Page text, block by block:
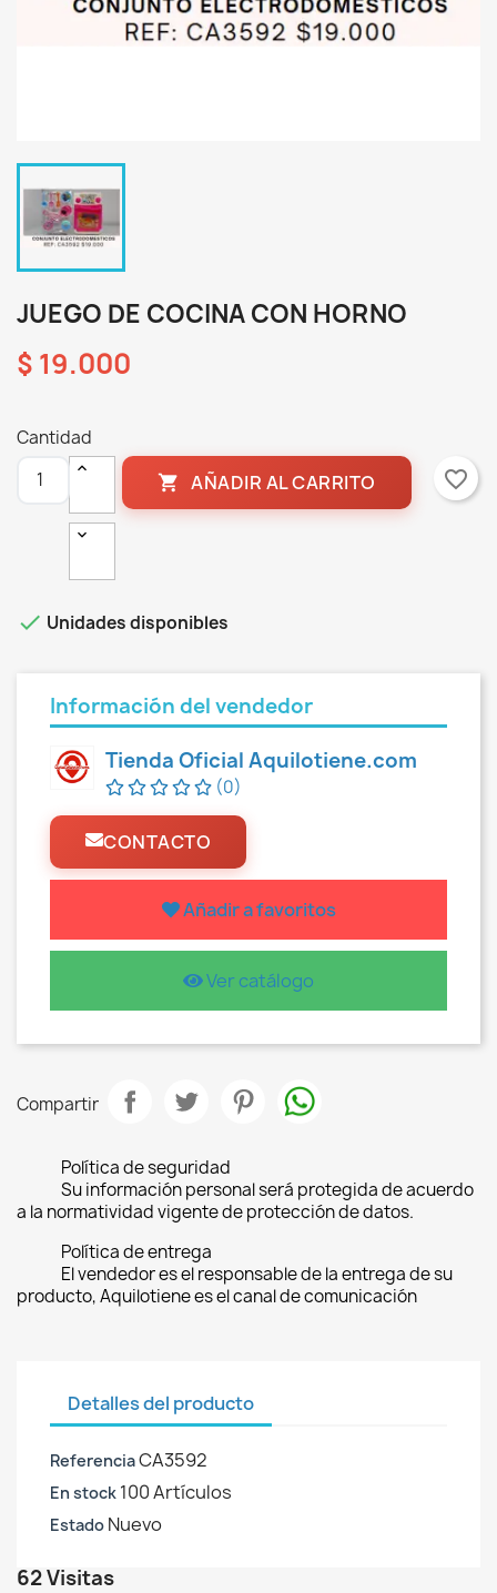
JUEGO DE COCINA CON HORNO
$ 19.000
Cantidad
 AÑADIR AL CARRITO favorite_border
 Unidades disponibles
Información del vendedor
Tienda Oficial Aquilotiene.com
(0)
CONTACTO
Añadir a favoritos
Ver catálogo
Compartir
Política de seguridad
Su información personal será protegida de acuerdo
a la normatividad vigente de protección de datos.
Política de entrega
El vendedor es el responsable de la entrega de su
producto, Aquilotiene es el canal de comunicación
Detalles del producto
ReferenciaCA3592
En stock 100 Artículos
Estado Nuevo
62 Visitas